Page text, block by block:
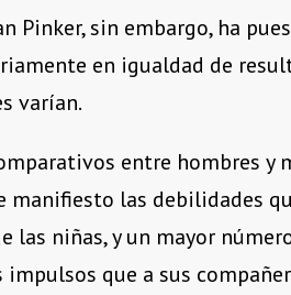
Pinker, sin embargo, ha
en igualdad de
varían.
entre hombres y
manifiesto las debilidades
las niñas, y un mayor
que a sus